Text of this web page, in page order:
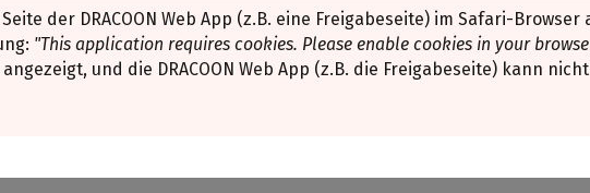
der DRACOON Web App (z.B. eine Freigabeseite) im Safari-
"This application requires cookies. Please enable cookies in your
und die DRACOON Web App (z.B. die Freigabeseite) kann